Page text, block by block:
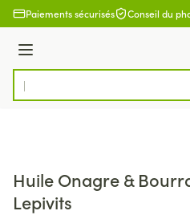
Aller au contenu
Paiements sécurisés Conseil du
Menu
Rechercher
Huile Onagre &
Lepivits